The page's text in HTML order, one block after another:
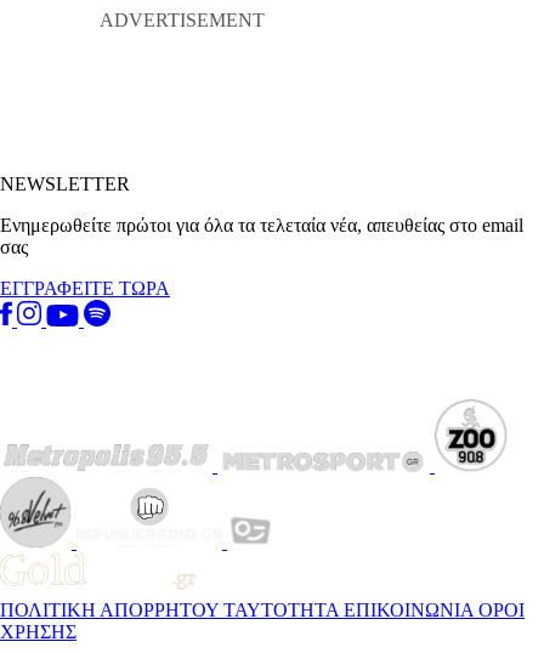
NEWSLETTER
Ενημερωθείτε πρώτοι για όλα τα τελεταία νέα, απευθείας στο email
σας
ΕΓΓΡΑΦΕΙΤΕ ΤΩΡΑ
ΠΟΛΙΤΙΚΗ ΑΠΟΡΡΗΤΟΥ ΤΑΥΤΟΤΗΤΑ ΕΠΙΚΟΙΝΩΝΙΑ ΟΡΟΙ
ΧΡΗΣΗΣ